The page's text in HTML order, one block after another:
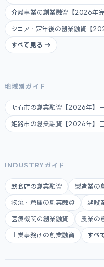
介護事業の創業融資【2026年
シニア・定年後の創業融資【
すべて見る →
地域別ガイド
明石市の創業融資【2026年】
姫路市の創業融資【2026年】日
INDUSTRYガイド
飲食店の創業融資 製造業の
物流・倉庫の創業融資 建設
医療機関の創業融資 農業の
士業事務所の創業融資 すべ